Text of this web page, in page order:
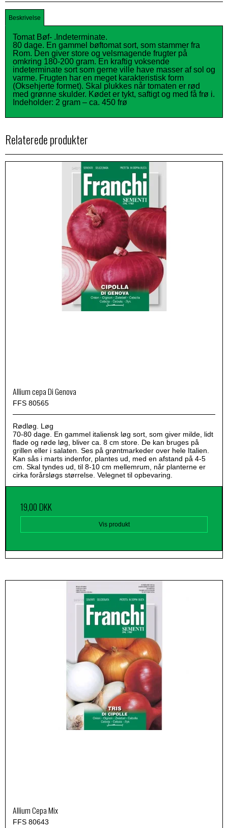
Beskrivelse
Tomat Bøf- . Indeterminate.
80 dage. En gammel bøftomat sort, som stammer fra
Rom. Den giver store og velsmagende frugter på
omkring 180-200 gram. En kraftig voksende
indeterminate sort som gerne ville have masser af sol og
varme. Frugten har en meget karakteristisk form
(Oksehjerte formet). Skal plukkes når tomaten er rød
med grønne skulder. Kødet er tykt, saftigt og med få frø i.
Indeholder: 2 gram – ca. 450 frø
Relaterede produkter
Allium cepa Di Genova
FFS 80565
Rødløg. Løg
70-80 dage. En gammel italiensk løg sort, som giver milde, lidt
flade og røde løg, bliver ca. 8 cm store. De kan bruges på
grillen eller i salaten. Ses på grøntmarkeder over hele Italien.
Kan sås i marts indenfor, plantes ud, med en afstand på 4-5
cm. Skal tyndes ud, til 8-10 cm mellemrum, når planterne er
cirka forårsløgs størrelse. Velegnet til opbevaring.
19,00 DKK
Vis produkt
Allium Cepa Mix
FFS 80643